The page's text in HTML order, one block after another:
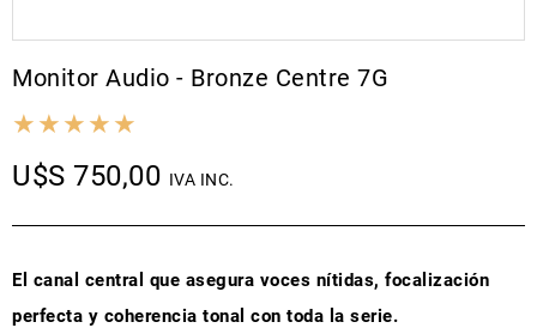
Monitor Audio - Bronze Centre 7G
U$S 750,00 IVA INC.
El canal central que asegura voces nítidas, focalización
perfecta y coherencia tonal con toda la serie.